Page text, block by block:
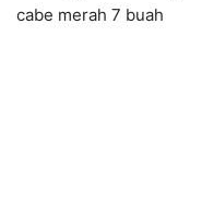
cabe merah 7 buah